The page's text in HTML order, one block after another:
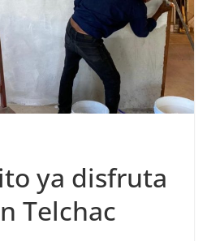
ya disfruta
Telchac